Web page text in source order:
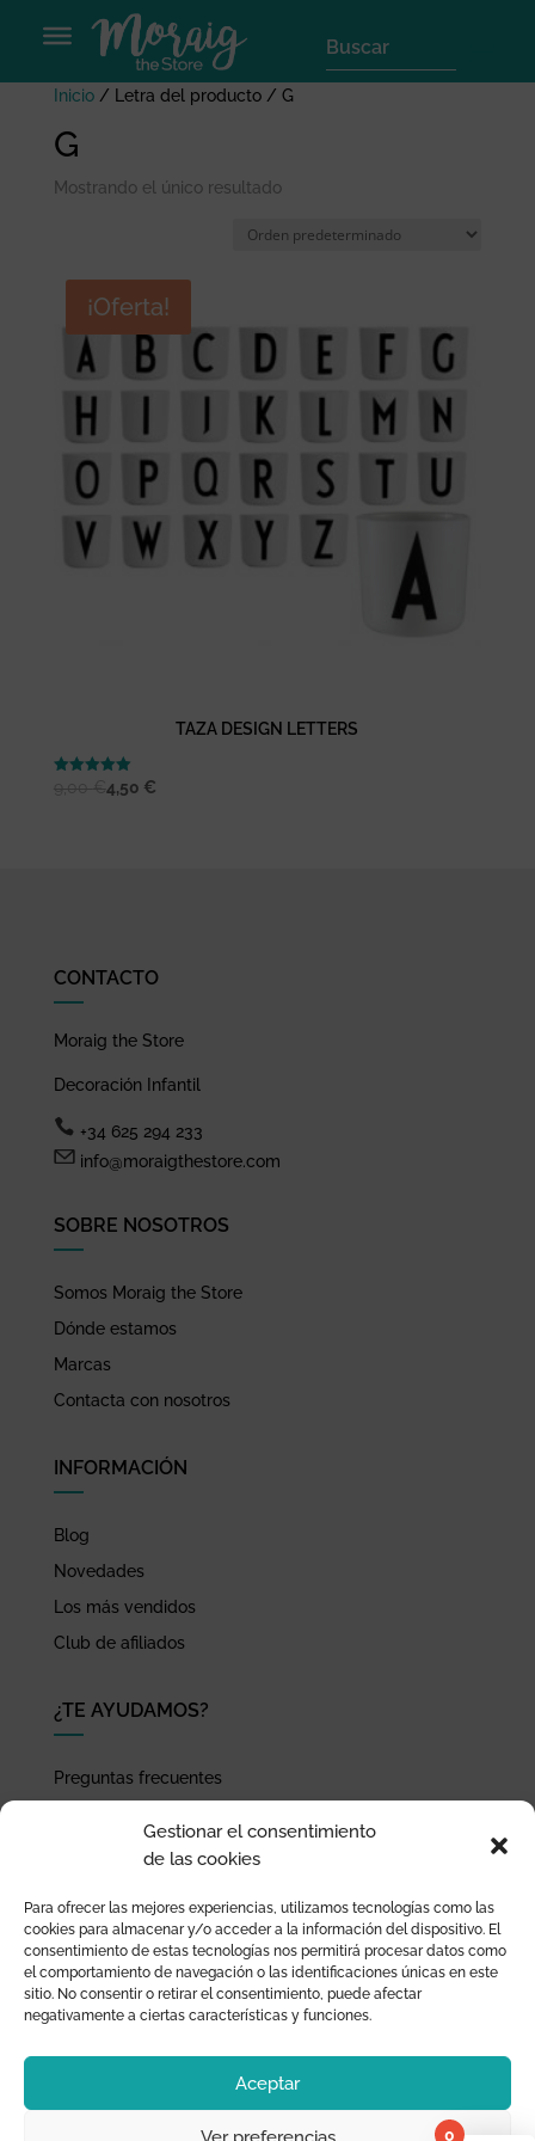
Gestionar el consentimiento
de las cookies
Para ofrecer las mejores experiencias, utilizamos tecnologías como las
cookies para almacenar y/o acceder a la información del dispositivo. El
consentimiento de estas tecnologías nos permitirá procesar datos como
el comportamiento de navegación o las identificaciones únicas en este
sitio. No consentir o retirar el consentimiento, puede afectar
negativamente a ciertas características y funciones.
Aceptar
Inicio/ Letra del producto / G
G
Mostrando el único resultado
¡Oferta!
TAZA DESIGN LETTERS
4,50 €
CONTACTO
Moraig the Store
Decoración Infantil
+34 625 294 233
info@moraigthestore.com
SOBRE NOSOTROS
Somos Moraig the Store
Dónde estamos
Marcas
Contacta con nosotros
INFORMACIÓN
Blog
Novedades
Los más vendidos
Club de afiliados
¿TE AYUDAMOS?
Preguntas frecuentes
Pago seguro
Devoluciones y garantía
0